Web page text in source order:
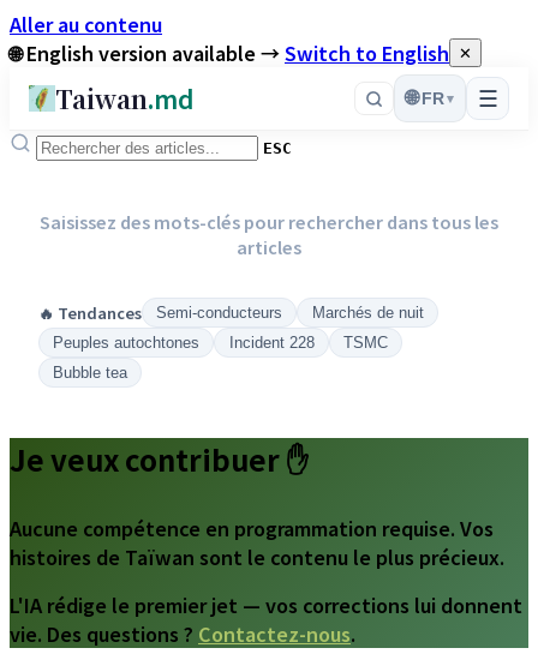
Aller au contenu
🌐 English version available →Switch to English ✕
Taiwan.md ☰
🌐 FR ▾
ESC
Saisissez des mots-clés pour rechercher dans tous les
articles
🔥 Tendances Semi-conducteurs
Marchés de nuit
Peuples autochtones
Incident 228
TSMC
Bubble tea
Je veux contribuer ✋
Aucune compétence en programmation requise. Vos
histoires de Taïwan sont le contenu le plus précieux.
L'IA rédige le premier jet — vos corrections lui donnent
vie. Des questions ? Contactez-nous.